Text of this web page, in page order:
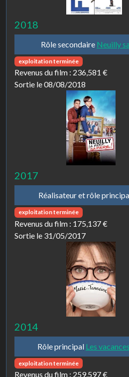
2018
Rôle secondaire Neuilly
exploitation terminée
Revenus du film : 236,581 €
Sortie le 08/08/2018
2017
Réalisateur et rôle
exploitation terminée
Revenus du film : 175,137 €
Sortie le 31/05/2017
2014
Rôle principal Les
exploitation terminée
Revenus du film : 259,597 €